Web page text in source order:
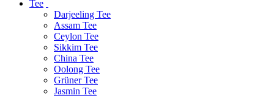
Tee
Darjeeling Tee
Assam Tee
Ceylon Tee
Sikkim Tee
China Tee
Oolong Tee
Grüner Tee
Jasmin Tee